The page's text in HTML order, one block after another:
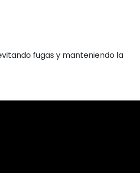
fugas y manteniendo la